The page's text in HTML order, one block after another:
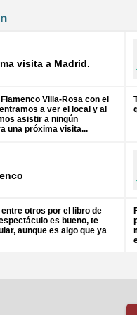
visita a Madrid.
Villa-Rosa con el
a ver el local y al
asistir a ningún
una próxima visita...
otros por el libro de
es bueno, te
aunque es algo que ya